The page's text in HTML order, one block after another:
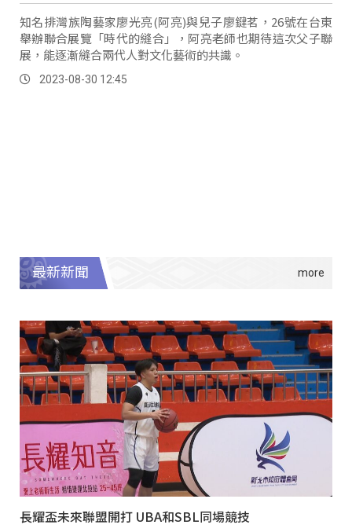
知名排灣族陶藝家廖光亮(阿亮)與兒子廖鍵茗，26號在台東
舉辦聯合展覽「時代的縫合」，阿亮老師也期待這次父子聯
展，能逐漸縫合兩代人對文化藝術的共識。
2023-08-30 12:45
最新新聞
長耀盃未來聯盟開打 UBA和SBL同場競技